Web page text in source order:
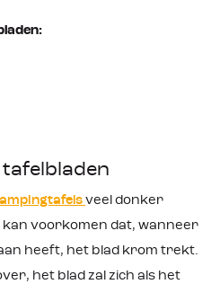
veel donker
voorkomen dat, wanneer
heeft, het blad krom trekt.
het blad zal zich als het